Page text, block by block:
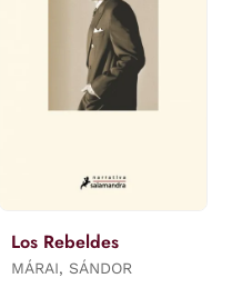
Los Rebeldes
MÁRAI, SÁNDOR